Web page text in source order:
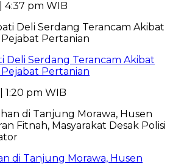
4:37 pm WIB
Deli Serdang Terancam Akibat
Pertanian
1:20 pm WIB
di Tanjung Morawa, Husen